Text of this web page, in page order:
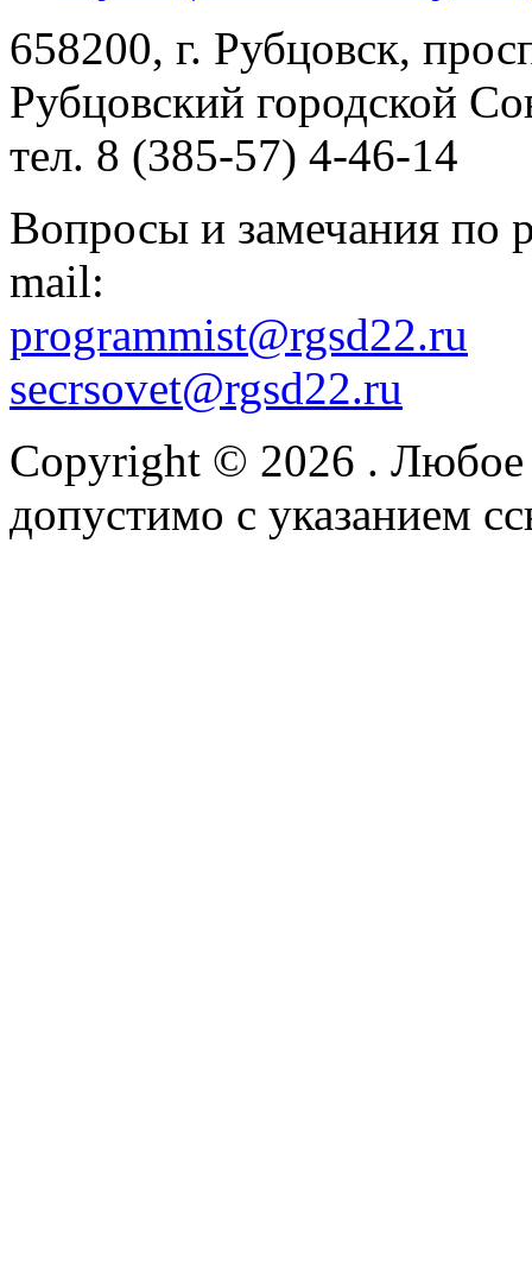
658200, г. Рубцовск,
Рубцовский городской
тел. 8 (385-57) 4-46-14
Вопросы и замечания по
mail:
programmist@rgsd22.ru
secrsovet@rgsd22.ru
Copyright © 2026 . Любое
допустимо с указанием